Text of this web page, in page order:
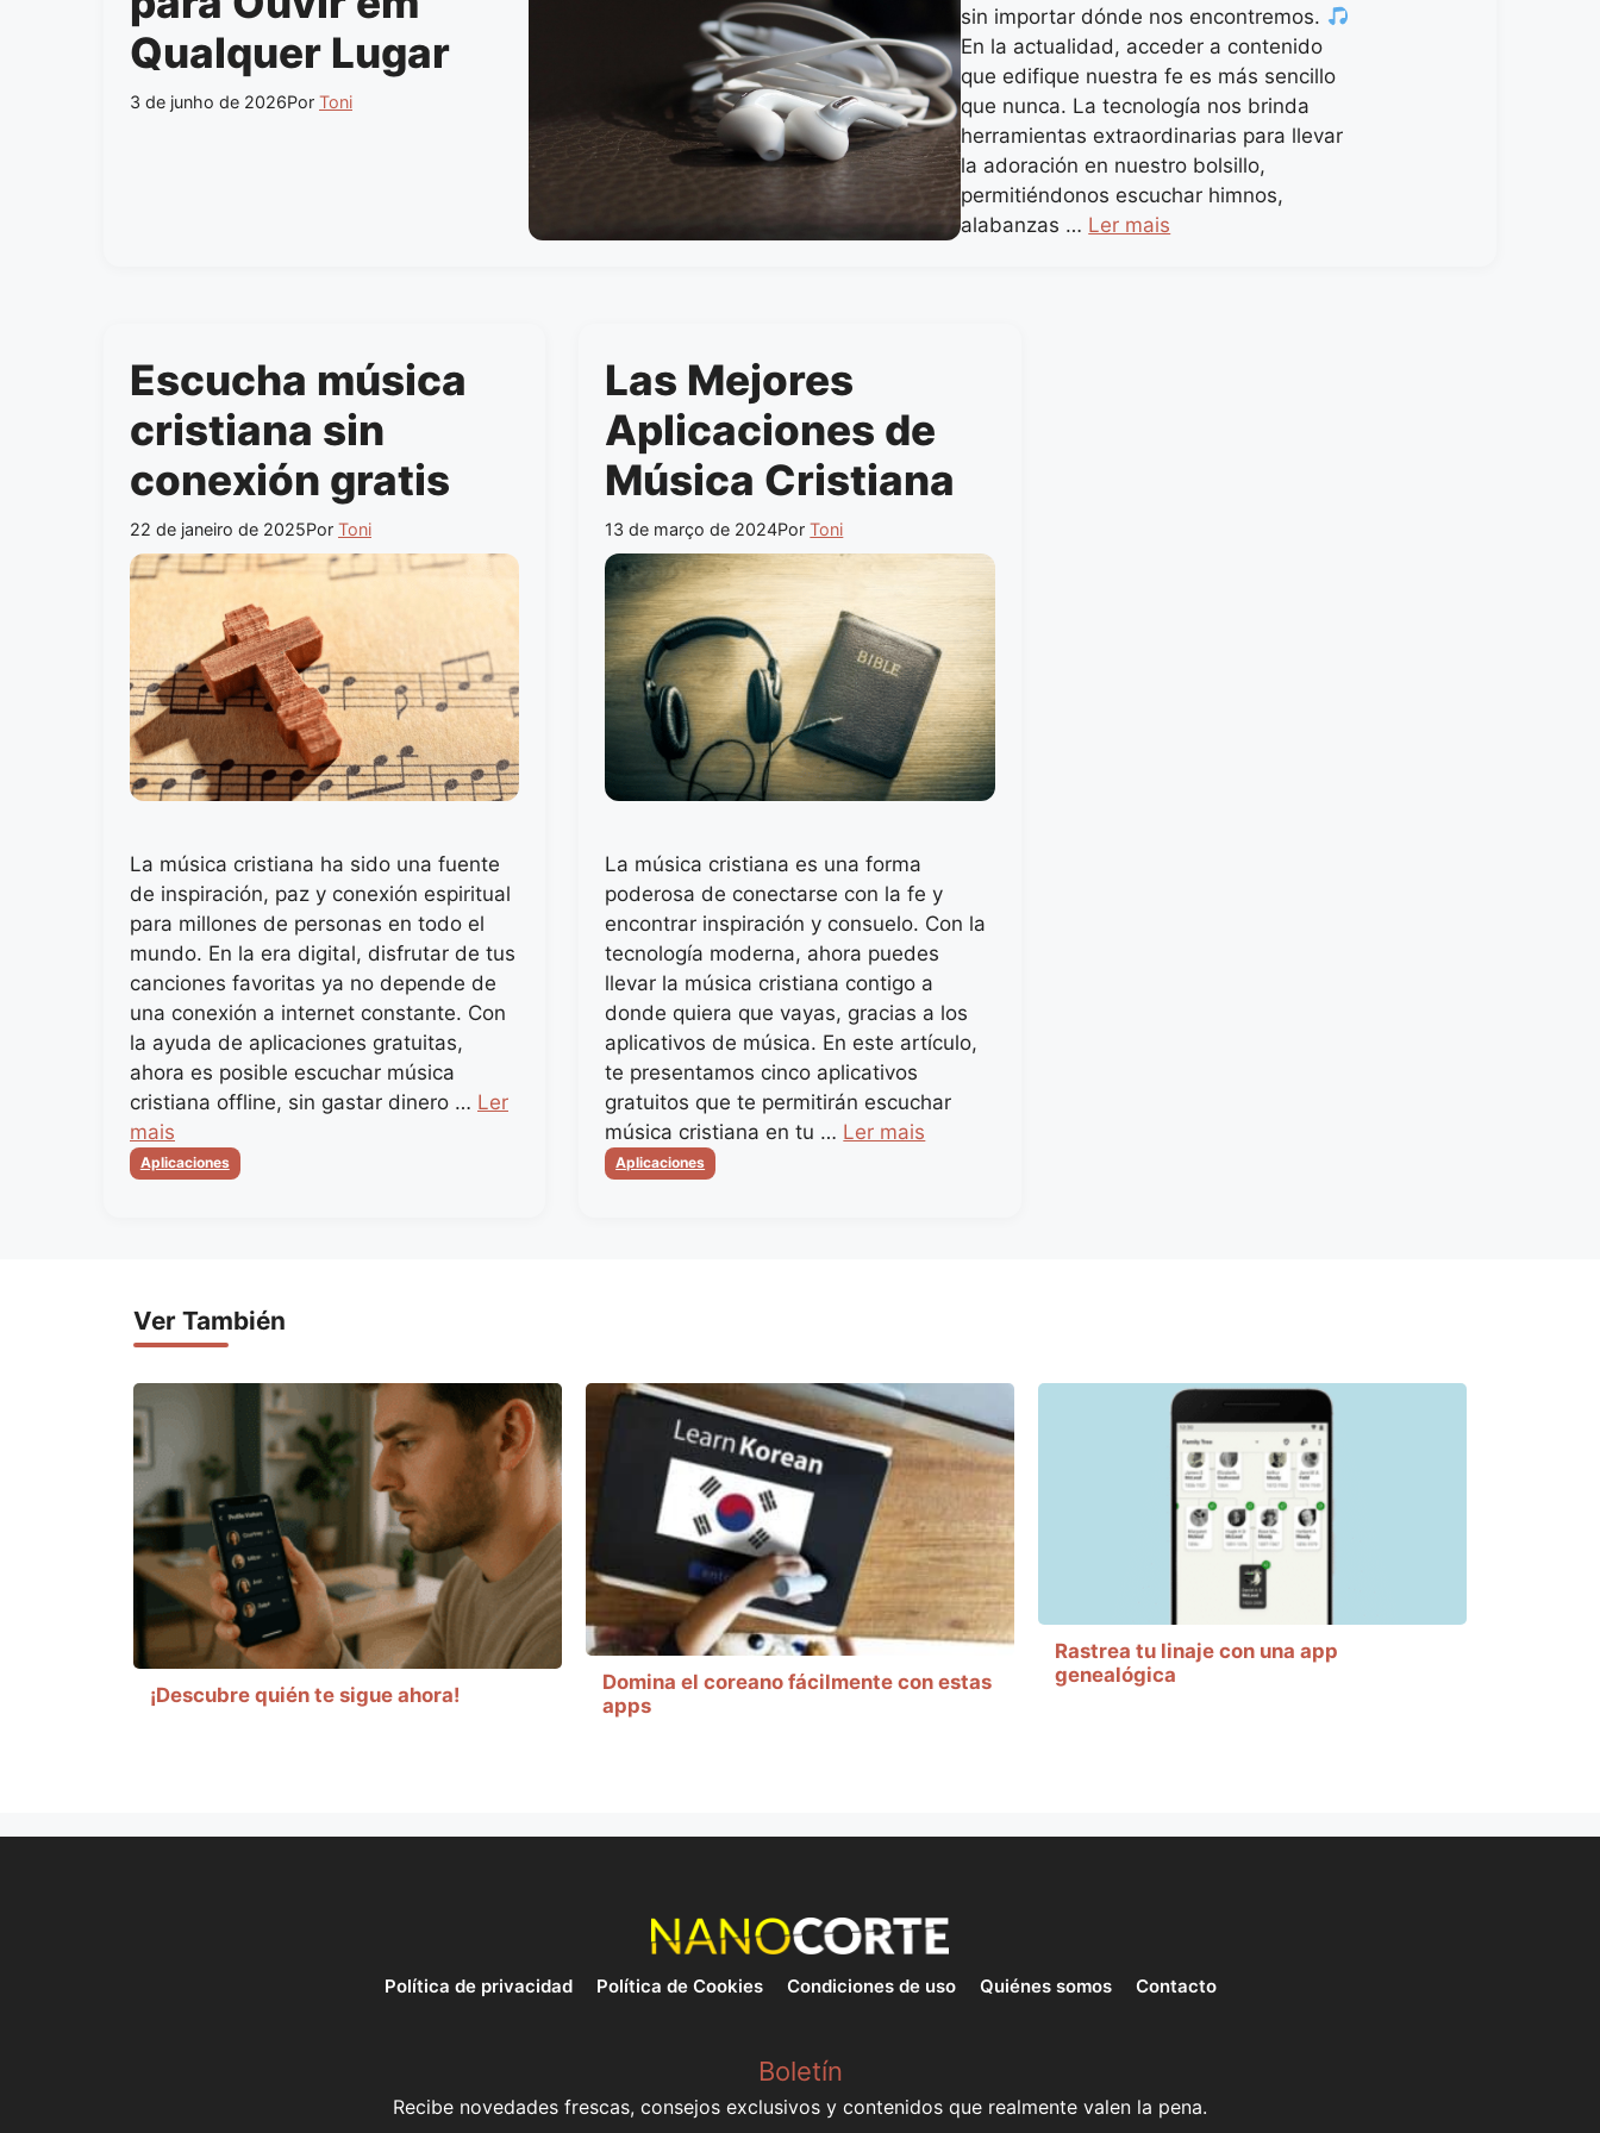
Qualquer Lugar
3 de junho de 2026Por Toni
sin importar dónde nos encontremos.
En la actualidad, acceder a contenido
que edifique nuestra fe es más sencillo
que nunca. La tecnología nos brinda
herramientas extraordinarias para llevar
la adoración en nuestro bolsillo,
permitiéndonos escuchar himnos,
alabanzas … Ler mais
Escucha música
cristiana sin
conexión gratis
22 de janeiro de 2025Por Toni
La música cristiana ha sido una fuente
de inspiración, paz y conexión espiritual
para millones de personas en todo el
mundo. En la era digital, disfrutar de tus
canciones favoritas ya no depende de
una conexión a internet constante. Con
la ayuda de aplicaciones gratuitas,
ahora es posible escuchar música
cristiana offline, sin gastar dinero … Ler
mais
Categorias
Aplicaciones
Las Mejores
Aplicaciones de
Música Cristiana
13 de março de 2024PorToni
La música cristiana es una forma
poderosa de conectarse con la fe y
encontrar inspiración y consuelo. Con la
tecnología moderna, ahora puedes
llevar la música cristiana contigo a
donde quiera que vayas, gracias a los
aplicativos de música. En este artículo,
te presentamos cinco aplicativos
gratuitos que te permitirán escuchar
música cristiana en tu … Ler mais
Categorias
Aplicaciones
Ver También
¡Descubre quién te sigue ahora!
Domina el coreano fácilmente con estas
apps
Rastrea tu linaje con una app
genealógica
Política de privacidad Política de Cookies Condiciones de uso Quiénes somos Contacto
Boletín
Recibe novedades frescas, consejos exclusivos y contenidos que realmente valen la pena.